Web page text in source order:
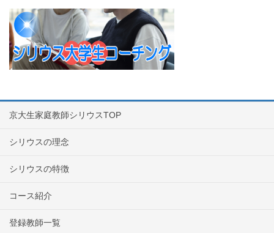
京大生家庭教師シリウスTOP
シリウスの理念
シリウスの特徴
コース紹介
登録教師一覧